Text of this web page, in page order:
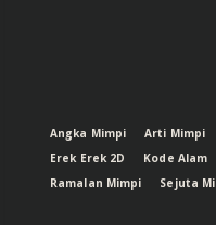
Angka Mimpi Arti Mimpi
Erek Erek 2D
Kode Alam
Ramalan Mimpi
Sejuta